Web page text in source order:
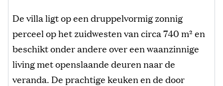
De villa ligt op een druppelvormig zonnig
perceel op het zuidwesten van circa 740 m² en
beschikt onder andere over een waanzinnige
living met openslaande deuren naar de
veranda. De prachtige keuken en de door